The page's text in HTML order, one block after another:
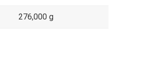
276,000 g